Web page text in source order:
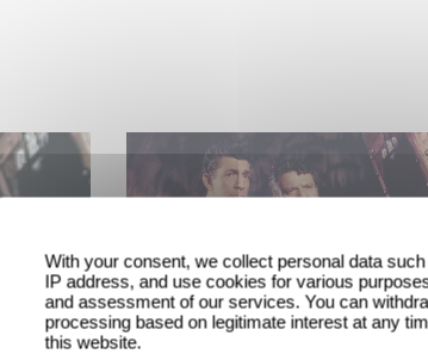
With your consent, we collect personal data
IP address, and use cookies for various
and assessment of our services. You can
processing based on legitimate interest at any
this website.